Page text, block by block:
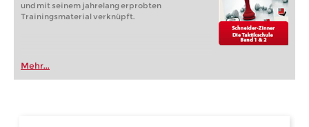
und mit seinem jahrelang erprobten
Trainingsmaterial verknüpft.
Mehr...